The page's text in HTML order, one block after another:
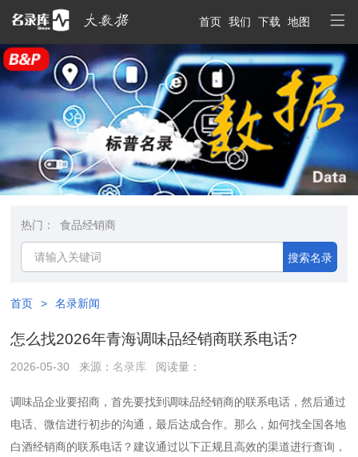
首页 我们 下载 地图
热门： 食品经销商
搜索名录
首页 > 名录新闻
怎么找2026年青海调味品经销商联系电话?
2026-05-30 来源：名录库 阅读量：
调味品企业要招商，首先要找到调味品经销商的联系电话，然后通过
电话、微信进行初步的沟通，最后达成合作。那么，如何找全国各地
白酒经销商的联系电话？建议通过以下‌正规且高效‌的渠道进行查询，